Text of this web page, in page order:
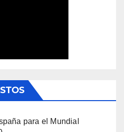
para el Mundial